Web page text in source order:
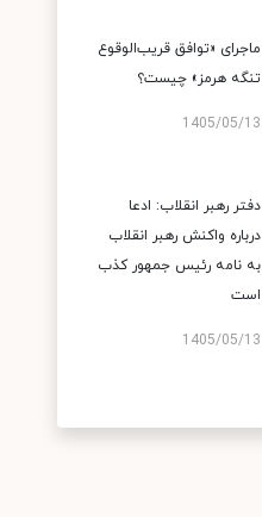
ماجرای «توافق قریب‌الوقوع
تنگه هرمز» چیست؟
1405/05/13
دفتر رهبر انقلاب: ادعا
درباره واکنش رهبر انقلاب
به نامه رئیس جمهور کذب
است
1405/05/13